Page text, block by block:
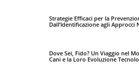
Strategie Efficaci per la
Dall’Identificazione agli
Dove Sei, Fido? Un Viaggio nel
Cani e la Loro Evoluzione